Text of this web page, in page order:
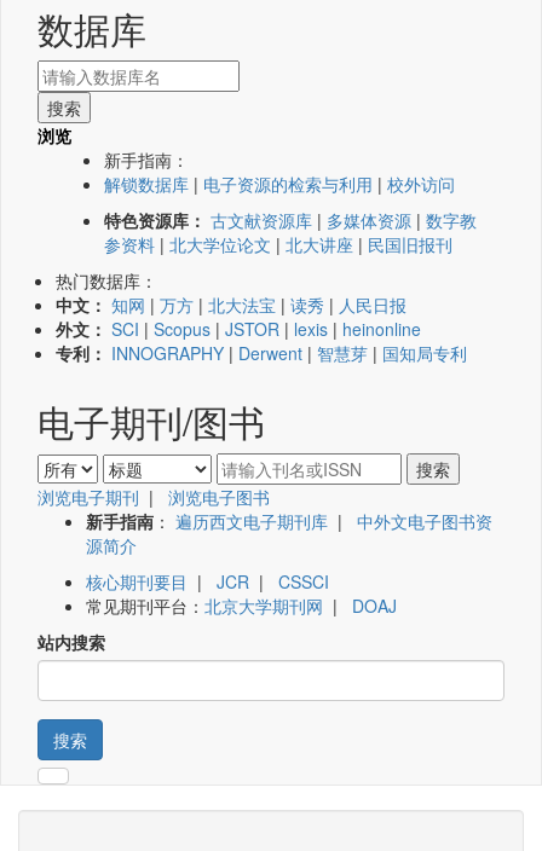
数据库
浏览
新手指南：
解锁数据库 | 电子资源的检索与利用 | 校外访问
特色资源库： 古文献资源库 | 多媒体资源 | 数字教
参资料 | 北大学位论文 | 北大讲座 | 民国旧报刊
热门数据库：
中文： 知网 | 万方 | 北大法宝 | 读秀 | 人民日报
外文： SCI | Scopus | JSTOR | lexis | heinonline
专利： INNOGRAPHY | Derwent | 智慧芽 | 国知局专利
电子期刊/图书
浏览电子期刊 | 浏览电子图书
新手指南 ： 遍历西文电子期刊库 | 中外文电子图书资
源简介
核心期刊要目 | JCR | CSSCI
常见期刊平台： 北京大学期刊网 | DOAJ
站内搜索
搜索